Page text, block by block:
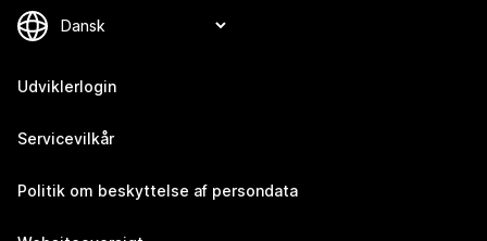
Udviklerlogin
Servicevilkår
Politik om beskyttelse af persondata